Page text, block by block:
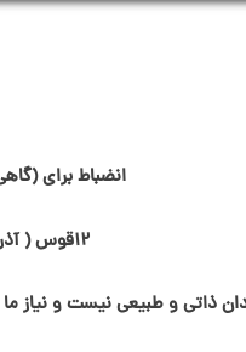
انضباط برای
۱۲قوس ( آذر ماه )
ذاتی و طبیعی نیست و نیاز